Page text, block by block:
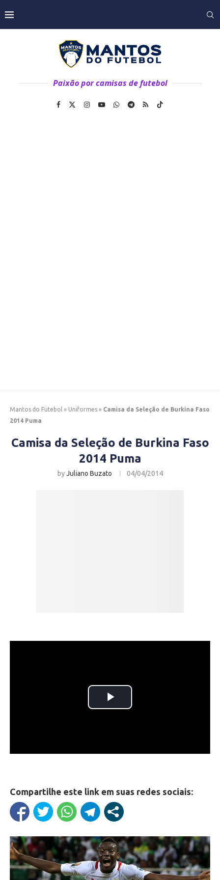
Paixão por camisas de futebol
Mantos do Futebol » Uniformes » Camisa da Seleção de Burkina Faso
2014 Puma
Camisa da Seleção de Burkina Faso
2014 Puma
byJuliano Buzato 04/04/2014
Compartilhe este link em suas redes sociais: